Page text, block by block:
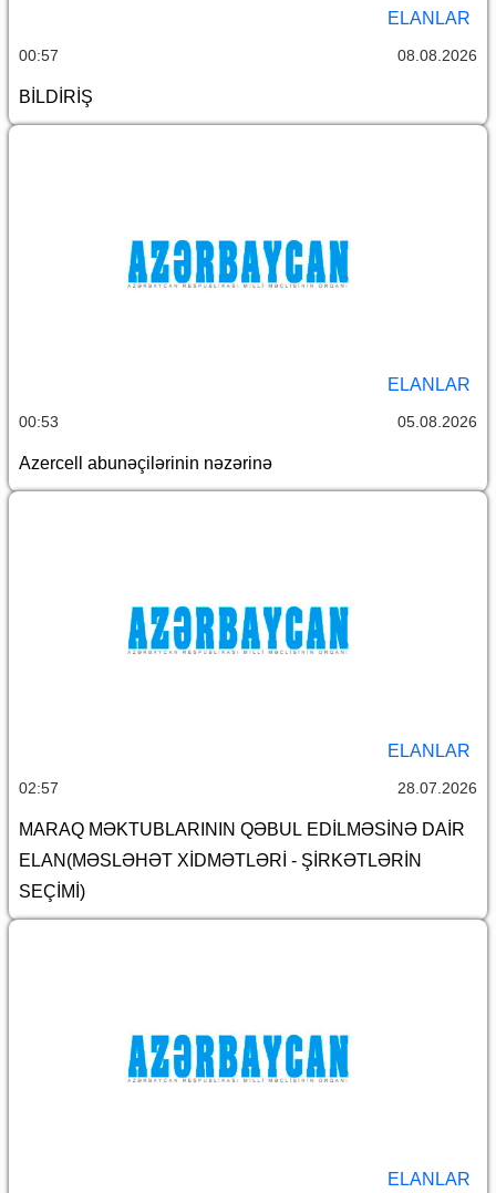
ELANLAR
00:57 08.08.2026
BİLDİRİŞ
ELANLAR
00:53 05.08.2026
Azercell abunəçilərinin nəzərinə
ELANLAR
02:57 28.07.2026
MARAQ MƏKTUBLARININ QƏBUL EDİLMƏSİNƏ DAİR
ELAN(MƏSLƏHƏT XİDMƏTLƏRİ - ŞİRKƏTLƏRİN
SEÇİMİ)
ELANLAR